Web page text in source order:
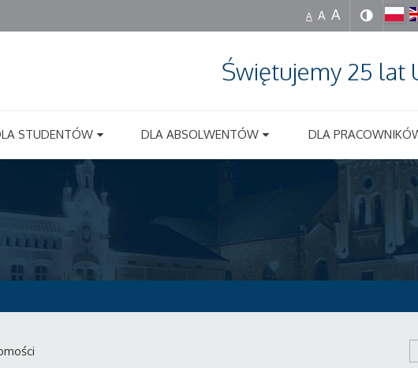
A A A
Świętujemy 25 lat
STUDENTÓW DLA ABSOLWENTÓW DLA